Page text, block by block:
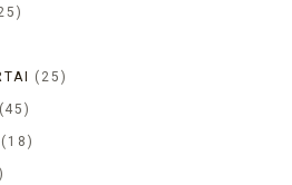
25
45
18